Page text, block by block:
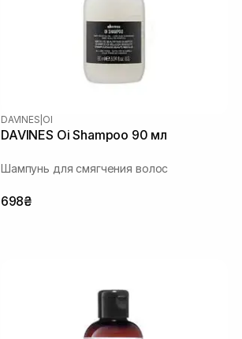
DAVINES OI
DAVINES Oi Shampoo 90 мл
Шампунь для смягчения волос
698₴